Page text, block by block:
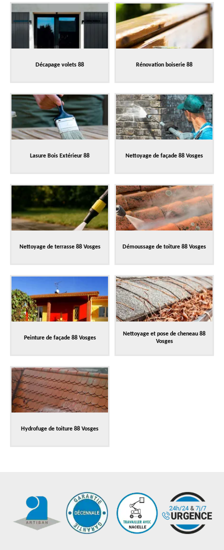
Décapage volets 88 Rénovation boiserie 88
Lasure Bois Extérieur 88 Nettoyage de façade 88 Vosges
Nettoyage de terrasse 88 Vosges Démoussage de toiture 88 Vosges
Peinture de façade 88 Vosges
Nettoyage et pose de cheneau 88
Vosges
Hydrofuge de toiture 88 Vosges